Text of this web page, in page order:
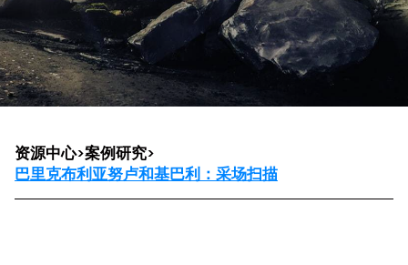
资源中心>案例研究>
巴里克布利亚努卢和基巴利：采场扫描